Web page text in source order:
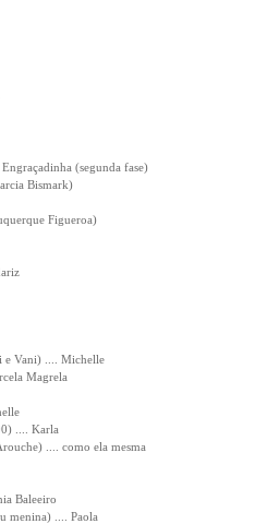
(segunda fase)
Bismark)
Figueroa)
e Vani) .... Michelle
Magrela
.... Karla
.... como ela mesma
Baleeiro
menina) .... Paola